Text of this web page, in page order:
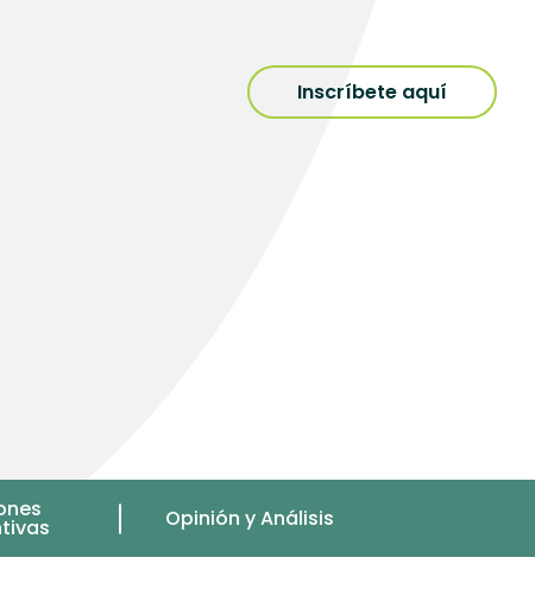
Inscríbete aquí
Opinión y Análisis